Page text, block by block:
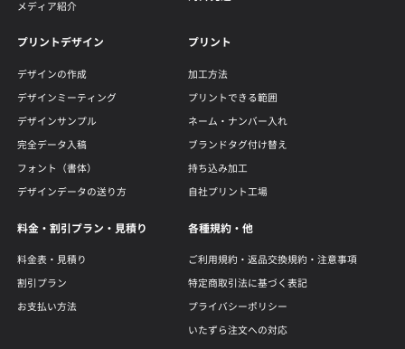
メディア紹介
プリントデザイン
デザインの作成
デザインミーティング
デザインサンプル
完全データ入稿
フォント（書体）
デザインデータの送り方
プリント
加工方法
プリントできる範囲
ネーム・ナンバー入れ
ブランドタグ付け替え
持ち込み加工
自社プリント工場
料金・割引プラン・見積り
料金表・見積り
割引プラン
お支払い方法
各種規約・他
ご利用規約・返品交換規約・注意事項
特定商取引法に基づく表記
プライバシーポリシー
いたずら注文への対応